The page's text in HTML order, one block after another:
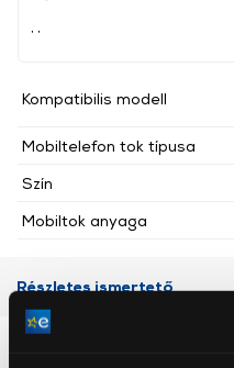
Kompatibilis modell
Mobiltelefon tok típusa
Szín
Mobiltok anyaga
Részletes ismertető